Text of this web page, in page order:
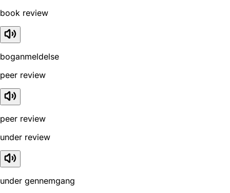
book review
boganmeldelse
peer review
peer review
under review
under gennemgang